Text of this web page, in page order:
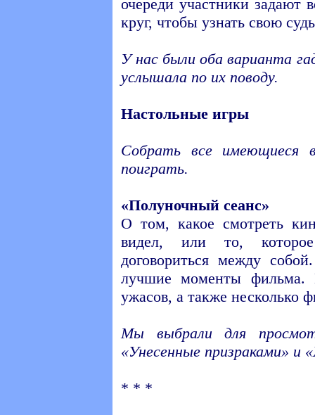
очереди участники задают
круг, чтобы узнать свою
У нас были оба варианта
услышала по их поводу.
Настольные игры
Собрать все имеющиеся
поиграть.
«Полуночный сеанс»
О том, какое смотреть
видел, или то,
договориться между
лучшие моменты фильма.
ужасов, а также несколько
Мы выбрали для
«Унесенные призраками» и
* * *